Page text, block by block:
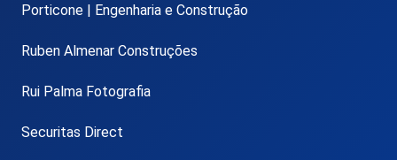
Porticone | Engenharia e Construção
Ruben Almenar Construções
Rui Palma Fotografia
Securitas Direct